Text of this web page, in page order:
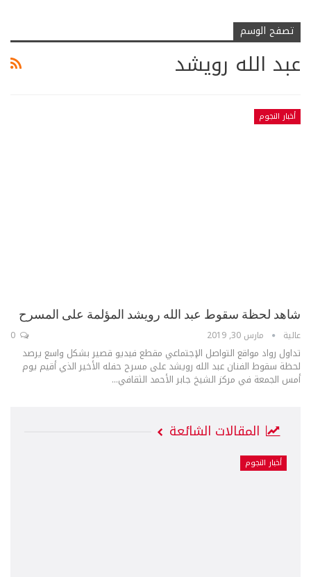
تصفح الوسم
عبد الله رويشد
أخبار النجوم
شاهد لحظة سقوط عبد الله رويشد المؤلمة على المسرح
عالية مارس 30, 2019
تداول رواد مواقع التواصل الإجتماعي مقطع فيديو قصير بشكل واسع يرصد
لحظة سقوط الفنان عبد الله رويشد على مسرح حفله الأخير الذي أقيم يوم
أمس الجمعة في مركز الشيخ جابر الأحمد الثقافي...
المقالات الشائعة
أخبار النجوم